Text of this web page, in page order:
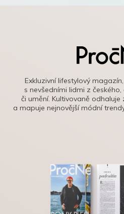
Exkluzivní lifestylový
s nevšedními lidmi z
či umění. Kultivovaně
a mapuje nejnovější módní